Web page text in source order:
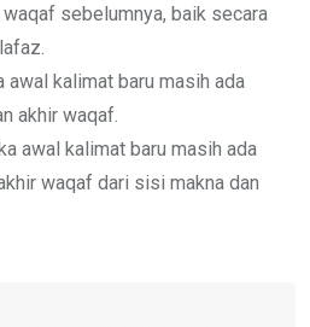
sebelumnya, baik secara
awal kalimat baru masih ada
akhir waqaf.
awal kalimat baru masih ada
waqaf dari sisi makna dan